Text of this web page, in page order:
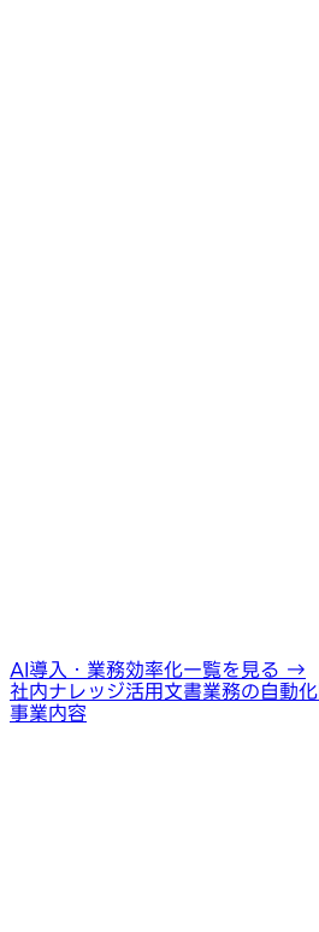
AI導入・業務効率化一覧を見る →
社内ナレッジ活用文書業務の自動化
事業内容